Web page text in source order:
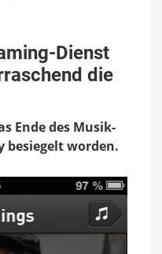
Dienst
die
Ende des Musik-
besiegelt worden.